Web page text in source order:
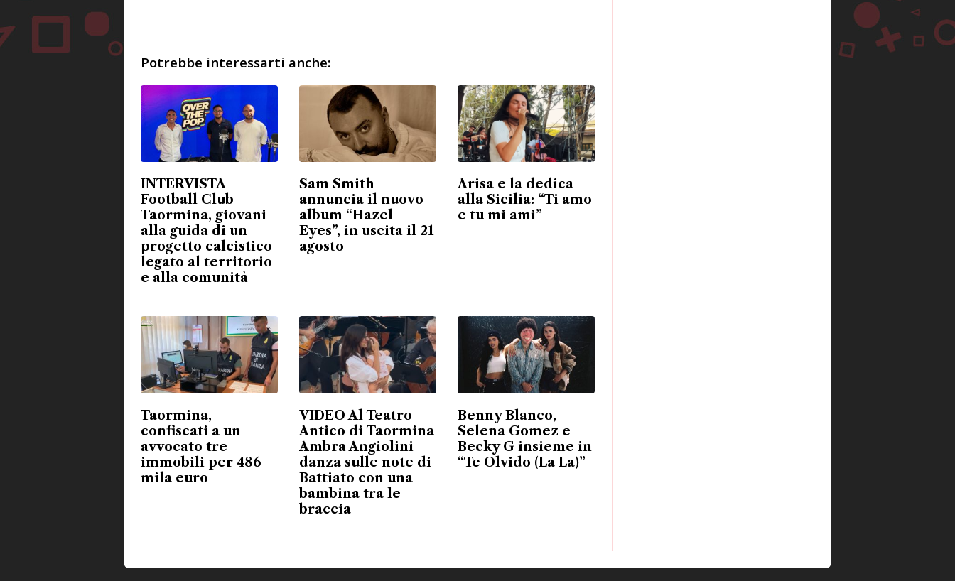
Potrebbe interessarti anche:
INTERVISTA
Football Club
Taormina, giovani
alla guida di un
progetto calcistico
legato al territorio
e alla comunità
Sam Smith
annuncia il nuovo
album “Hazel
Eyes”, in uscita il 21
agosto
Arisa e la dedica
alla Sicilia: “Ti amo
e tu mi ami”
Taormina,
confiscati a un
avvocato tre
immobili per 486
mila euro
VIDEO Al Teatro
Antico di Taormina
Ambra Angiolini
danza sulle note di
Battiato con una
bambina tra le
braccia
Benny Blanco,
Selena Gomez e
Becky G insieme in
“Te Olvido (La La)”